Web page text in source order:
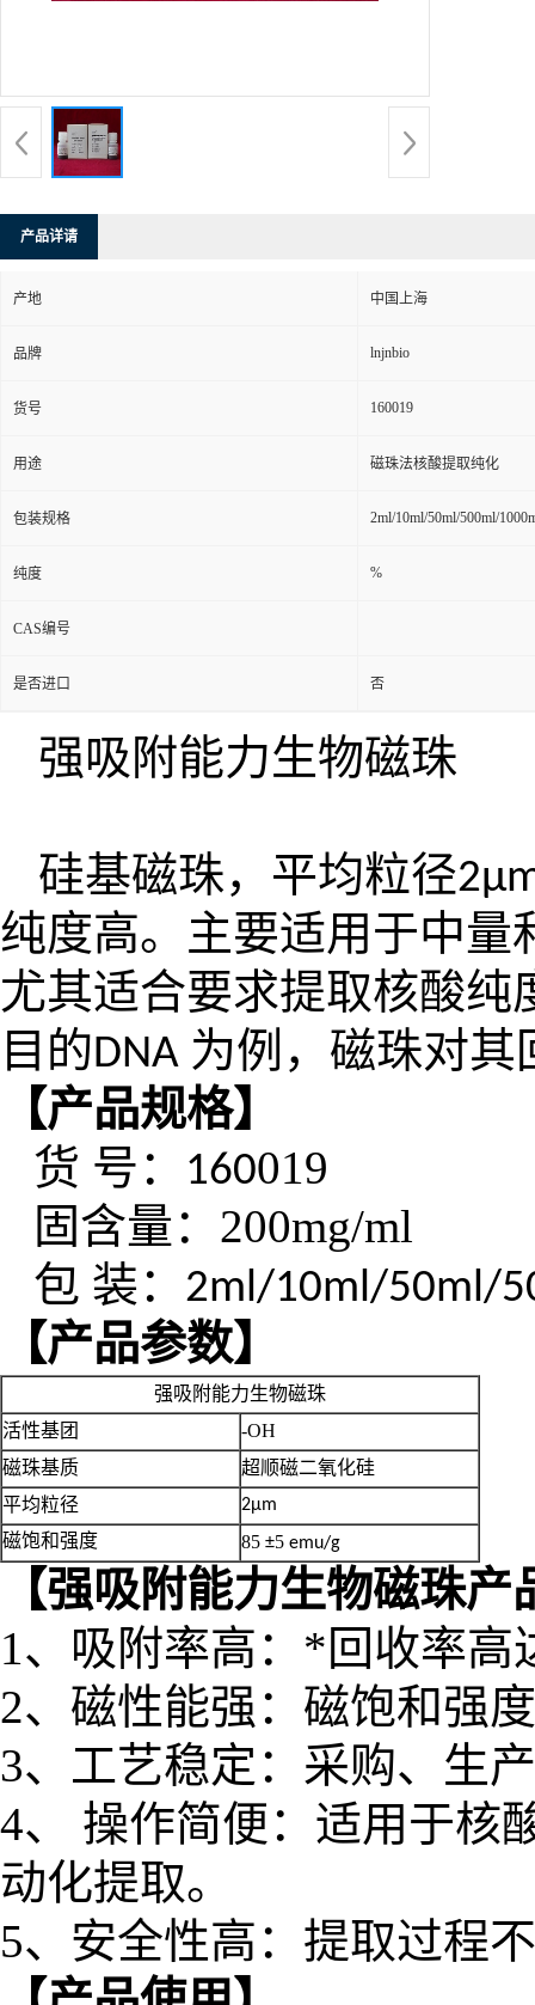
产品详请
产地 中国上海
品牌 lnjnbio
货号 160019
用途 磁珠法核酸提取纯化
包装规格 2ml/10ml/50ml/500ml/
纯度 %
CAS编号
是否进口 否
强吸附能力生物磁珠
硅基磁珠，平均粒径
纯度高。主要适用于中量
尤其适合要求提取核酸
目的DNA 为例，磁珠对其
【产品规格】
货 号： 160019
固含量： 200mg/ml
包 装： 2ml/10ml/50ml/
【产品参数】
强吸附能力生物磁珠
活性基团
-OH
磁珠基质
超顺磁二氧化硅
平均粒径
2μm
磁饱和强度
85 ±5 emu/g
【强吸附能力生物磁珠产
1、吸附率高：*回收率高
2、磁性能强：磁饱和强
3、工艺稳定：采购、生
4、 操作简便： 适用于核
动化提取。
5、安全性高： 提取过程不